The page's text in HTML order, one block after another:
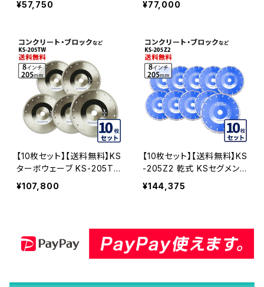
ロックなど (ks-205tw-0
¥57,750
ks-205z2 コンクリート・ブ
ンドカッター 刃 KS-205Z2
-05
¥77,000
【10枚セット】【送料無料】KS
ターボウェーブ KS-205T
W 8インチ コンクリート、ブ
ロックなど (ks-205tw-10)
¥107,800
【10枚セット】【送料無料】KS
-205Z2 乾式 KSセグメント
ゼットツー 8インチ 205mm
ks-205z2 コンクリート・ブ
-10
¥144,375